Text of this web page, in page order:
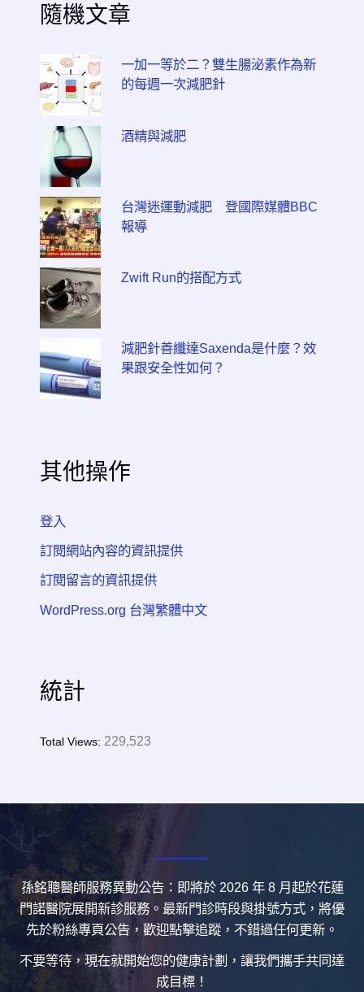
隨機文章
一加一等於二？雙生腸泌素作為新
的每週一次減肥針
酒精與減肥
台灣迷運動減肥 登國際媒體BBC
報導
Zwift Run的搭配方式
減肥針善纖達Saxenda是什麼？效
果跟安全性如何？
其他操作
登入
訂閱網站內容的資訊提供
訂閱留言的資訊提供
WordPress.org 台灣繁體中文
統計
Total Views: 229,523
孫銘聰醫師服務異動公告：即將於 2026 年 8 月起於花蓮
門諾醫院展開新診服務。最新門診時段與掛號方式，將優
先於粉絲專頁公告，歡迎點擊追蹤，不錯過任何更新。
不要等待，現在就開始您的健康計劃，讓我們攜手共同達
成目標！